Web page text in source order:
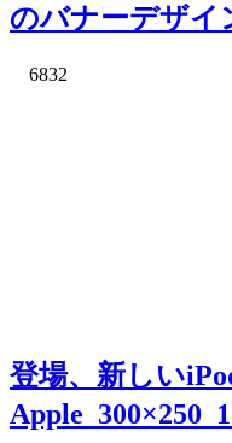
のバナーデザイ
6832
登場、新しい